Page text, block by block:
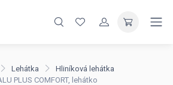
Lehátka
Hliníková lehátka
PLUS COMFORT, lehátko